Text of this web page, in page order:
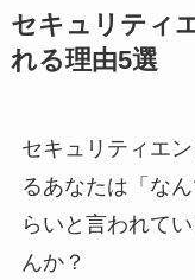
セキュリティ
れる理由5選
セキュリティエ
るあなたは「な
らいと言われて
んか？